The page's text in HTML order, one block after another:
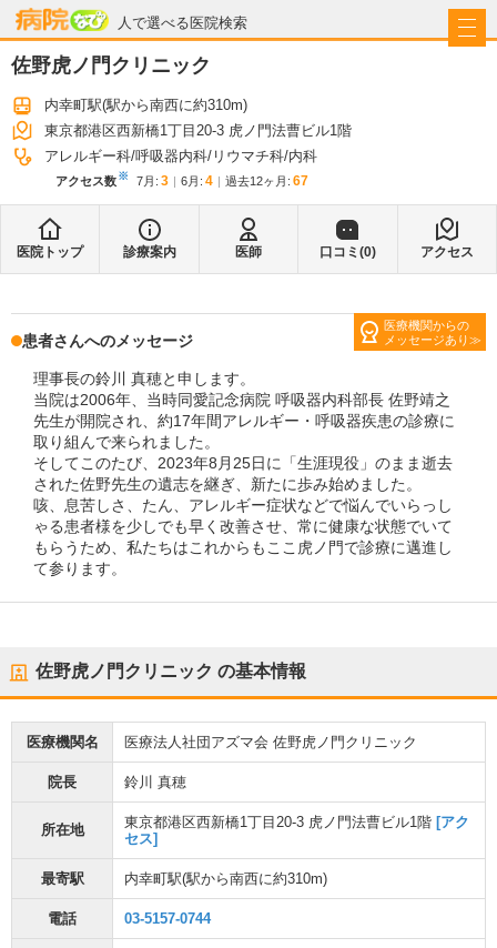
人で選べる医院検索
病院なび
佐野虎ノ門クリニック
内幸町駅(駅から南西に約310m)
東京都港区西新橋1丁目20-3 虎ノ門法曹ビル1階
アレルギー科 呼吸器内科 リウマチ科 内科
アクセス数※ 7月 : 3 6月 : 4 過去12ヶ月: 67
医院トップ 診療案内 医師 口コミ(0) アクセス
医療機関からの
メッセージあり
患者さんへのメッセージ
理事長の鈴川 真穂と申します。
当院は2006年、当時同愛記念病院 呼吸器内科部長 佐野靖之
先生が開院され、約17年間アレルギー・呼吸器疾患の診療に
取り組んで来られました。
そしてこのたび、2023年8月25日に「生涯現役」のまま逝去
された佐野先生の遺志を継ぎ、新たに歩み始めました。
咳、息苦しさ、たん、アレルギー症状などで悩んでいらっし
ゃる患者様を少しでも早く改善させ、常に健康な状態でいて
もらうため、私たちはこれからもここ虎ノ門で診療に邁進し
て参ります。
佐野虎ノ門クリニック の基本情報
医療機関名 医療法人社団アズマ会 佐野虎ノ門クリニック
院長 鈴川 真穂
所在地 東京都港区西新橋1丁目20-3 虎ノ門法曹ビル1階 [アク
セス]
最寄駅 内幸町駅(駅から南西に約310m)
電話 03-5157-0744